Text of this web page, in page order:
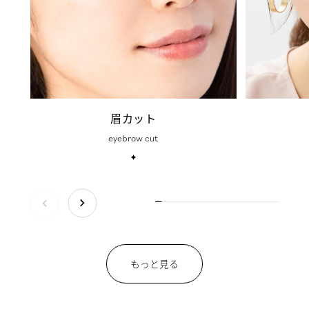
眉カット
eyebrow cut
もっと見る